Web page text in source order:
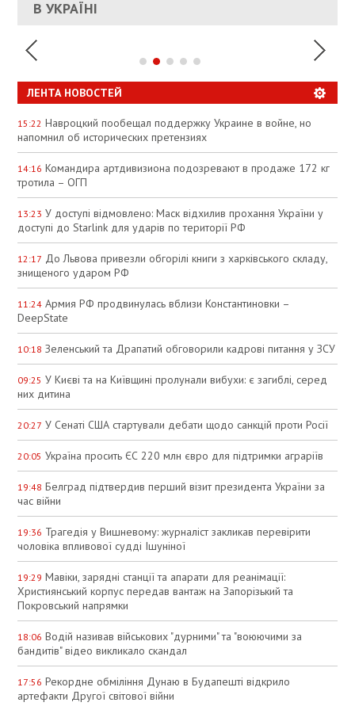
УКРАИНЕ
В УКРАЇНІ
СПЕКУЛЯЦІЇ
ЛЕНТА НОВОСТЕЙ
15:22 Навроцкий пообещал поддержку Украине в войне, но
напомнил об исторических претензиях
14:16 Командира артдивизиона подозревают в продаже 172 кг
тротила – ОГП
13:23 У доступі відмовлено: Маск відхилив прохання України у
доступі до Starlink для ударів по території РФ
12:17 До Львова привезли обгорілі книги з харківського складу,
знищеного ударом РФ
11:24 Армия РФ продвинулась вблизи Константиновки –
DeepState
10:18 Зеленський та Драпатий обговорили кадрові питання у ЗСУ
09:25 У Києві та на Київщині пролунали вибухи: є загиблі, серед
них дитина
20:27 У Сенаті США стартували дебати щодо санкцій проти Росії
20:05 Україна просить ЄС 220 млн євро для підтримки аграріїв
19:48 Белград підтвердив перший візит президента України за
час війни
19:36 Трагедія у Вишневому: журналіст закликав перевірити
чоловіка впливової судді Ішуніної
19:29 Мавіки, зарядні станції та апарати для реанімації:
Християнський корпус передав вантаж на Запорізький та
Покровський напрямки
18:06 Водій називав військових "дурними" та "воюючими за
бандитів" відео викликало скандал
17:56 Рекордне обміління Дунаю в Будапешті відкрило
артефакти Другої світової війни